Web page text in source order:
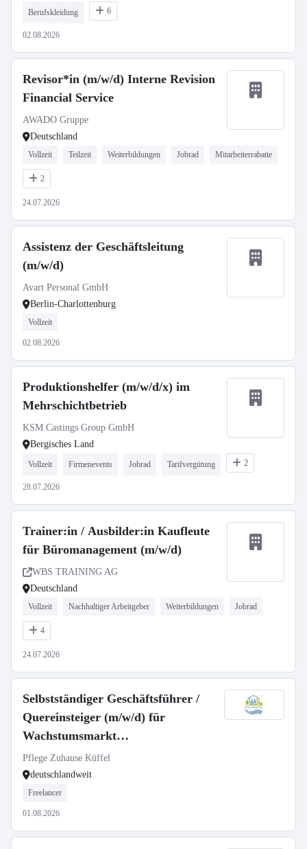
Berufskleidung 6
02.08.2026
Revisor*in (m/w/d) Interne Revision
Financial Service
AWADO Gruppe
Deutschland
Vollzeit Teilzeit Weiterbildungen Jobrad Mitarbeiterrabatte
2
24.07.2026
Assistenz der Geschäftsleitung
(m/w/d)
Avart Personal GmbH
Berlin-Charlottenburg
Vollzeit
02.08.2026
Produktionshelfer (m/w/d/x) im
Mehrschichtbetrieb
KSM Castings Group GmbH
Bergisches Land
Vollzeit Firmenevents Jobrad Tarifvergütung 2
28.07.2026
Trainer:in / Ausbilder:in Kaufleute
für Büromanagement (m/w/d)
WBS TRAINING AG
Deutschland
Vollzeit Nachhaltiger Arbeitgeber Weiterbildungen Jobrad
4
24.07.2026
Selbstständiger Geschäftsführer /
Quereinsteiger (m/w/d) für
Wachstumsmarkt
Seniorenbetreuung
Pflege Zuhause Küffel
deutschlandweit
Freelancer
01.08.2026